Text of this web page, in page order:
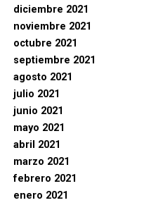
diciembre 2021
noviembre 2021
octubre 2021
septiembre 2021
agosto 2021
julio 2021
junio 2021
mayo 2021
abril 2021
marzo 2021
febrero 2021
enero 2021